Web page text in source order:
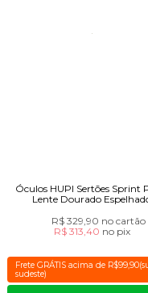
Óculos HUPI Sertões Sprint
Lente Dourado
R$ 329,90 no cartão
R$ 313,40 no pix
Frete GRÁTIS acima de
sudeste)